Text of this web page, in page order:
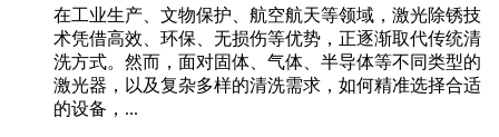
在工业生产、文物保护、航空航天等领域，激光除锈技
术凭借高效、环保、无损伤等优势，正逐渐取代传统清
洗方式。然而，面对固体、气体、半导体等不同类型的
激光器，以及复杂多样的清洗需求，如何精准选择合适
的设备，...